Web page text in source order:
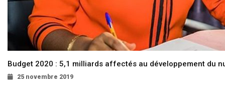
Budget 2020 : 5,1 milliards affectés au développement du
25 novembre 2019